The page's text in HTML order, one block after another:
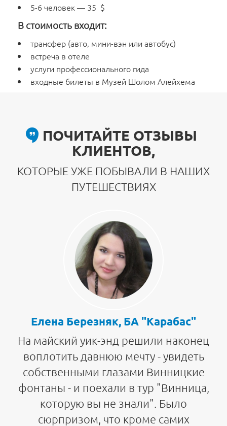
5-6 человек — 35 $
В стоимость входит:
трансфер (авто, мини-вэн или автобус)
встреча в отеле
услуги профессионального гида
входные билеты в Музей Шолом Алейхема
ПОЧИТАЙТЕ ОТЗЫВЫ
КЛИЕНТОВ,
КОТОРЫЕ УЖЕ ПОБЫВАЛИ В НАШИХ
ПУТЕШЕСТВИЯХ
Елена Березняк, БА "Карабас"
На майский уик-энд решили наконец
воплотить давнюю мечту - увидеть
собственными глазами Винницкие
фонтаны - и поехали в тур "Винница,
которую вы не знали". Было
сюрпризом, что кроме самих